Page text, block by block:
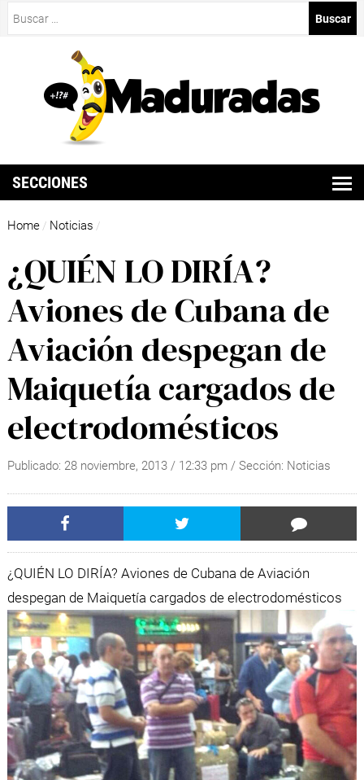
SECCIONES
Home / Noticias /
¿QUIÉN LO DIRÍA?
Aviones de Cubana de
Aviación despegan de
Maiquetía cargados de
electrodomésticos
Publicado: 28 noviembre, 2013/ 12:33 pm / Sección: Noticias
¿QUIÉN LO DIRÍA? Aviones de Cubana de Aviación
despegan de Maiquetía cargados de electrodomésticos